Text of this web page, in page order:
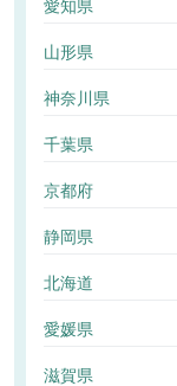
愛知県
山形県
神奈川県
千葉県
京都府
静岡県
北海道
愛媛県
滋賀県